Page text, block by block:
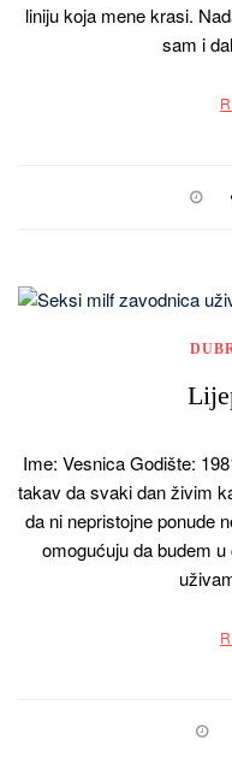
liniju koja mene krasi.
sam i
Ime: Vesnica Godište:
takav da svaki dan živim
da ni nepristojne ponude
omogućuju da budem